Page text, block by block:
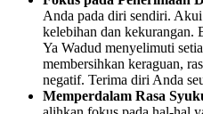
Anda pada diri sendiri. Akui
kelebihan dan kekurangan.
Ya Wadud menyelimuti
membersihkan keraguan,
negatif. Terima diri Anda
Memperdalam Rasa